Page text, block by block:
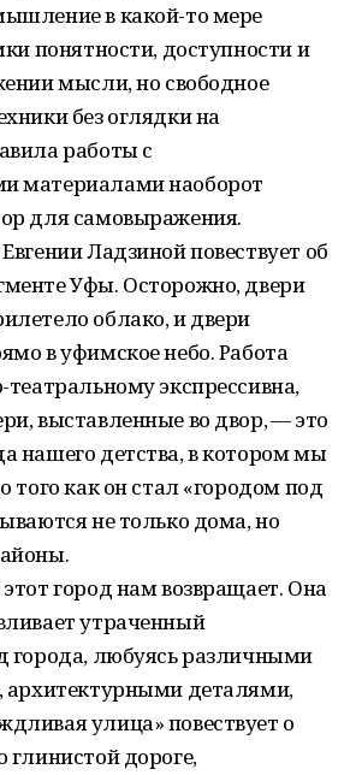
в какой-то мере
понятности, доступности и
мысли, но свободное
без оглядки на
работы с
материалами наоборот
для самовыражения.
Ладзиной повествует об
Уфы. Осторожно, двери
облако, и двери
в уфимское небо. Работа
экспрессивна,
выставленные во двор, — это
нашего детства, в котором мы
того как он стал «городом под
не только дома, но
город нам возвращает. Она
утраченный
города, любуясь различными
архитектурными деталями,
улица» повествует о
дороге,